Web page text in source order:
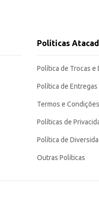
Políticas
Política de Trocas e
Política de Entregas
Termos e
Políticas de
Política de
Outras Políticas